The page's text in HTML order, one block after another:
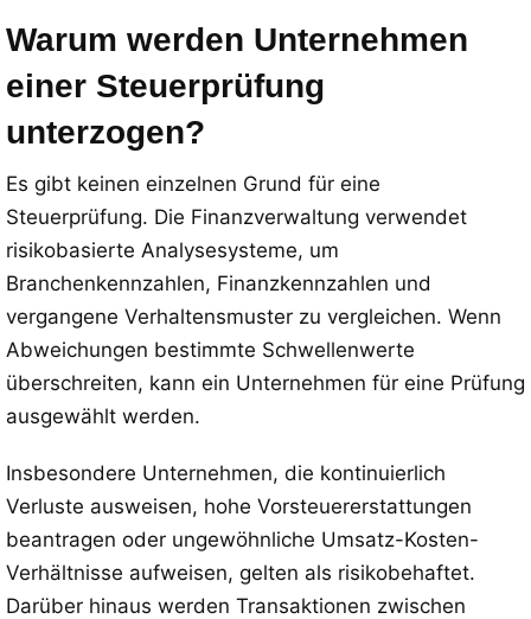
Warum werden Unternehmen
einer Steuerprüfung
unterzogen?
Es gibt keinen einzelnen Grund für eine
Steuerprüfung. Die Finanzverwaltung verwendet
risikobasierte Analysesysteme, um
Branchenkennzahlen, Finanzkennzahlen und
vergangene Verhaltensmuster zu vergleichen. Wenn
Abweichungen bestimmte Schwellenwerte
überschreiten, kann ein Unternehmen für eine Prüfung
ausgewählt werden.
Insbesondere Unternehmen, die kontinuierlich
Verluste ausweisen, hohe Vorsteuererstattungen
beantragen oder ungewöhnliche Umsatz-Kosten-
Verhältnisse aufweisen, gelten als risikobehaftet.
Darüber hinaus werden Transaktionen zwischen